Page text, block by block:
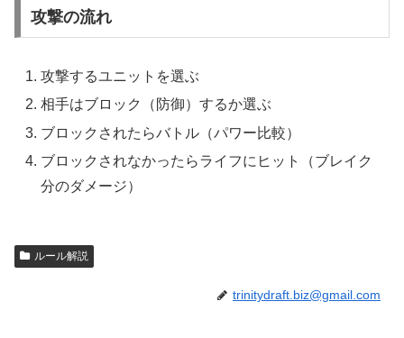
攻撃の流れ
攻撃するユニットを選ぶ
相手はブロック（防御）するか選ぶ
ブロックされたらバトル（パワー比較）
ブロックされなかったらライフにヒット（ブレイク
分のダメージ）
ルール解説
trinitydraft.biz@gmail.com